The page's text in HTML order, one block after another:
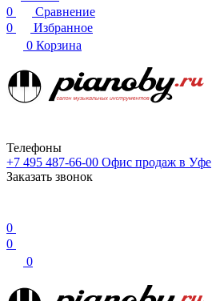
0
Сравнение
0
Избранное
0 Корзина
Телефоны
+7 495 487-66-00 Офис продаж в Уфе
Заказать звонок
0
0
0